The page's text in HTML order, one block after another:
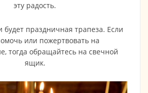
эту радость.
будет праздничная трапеза. Если
или пожертвовать на
тогда обращайтесь на свечной
ящик.